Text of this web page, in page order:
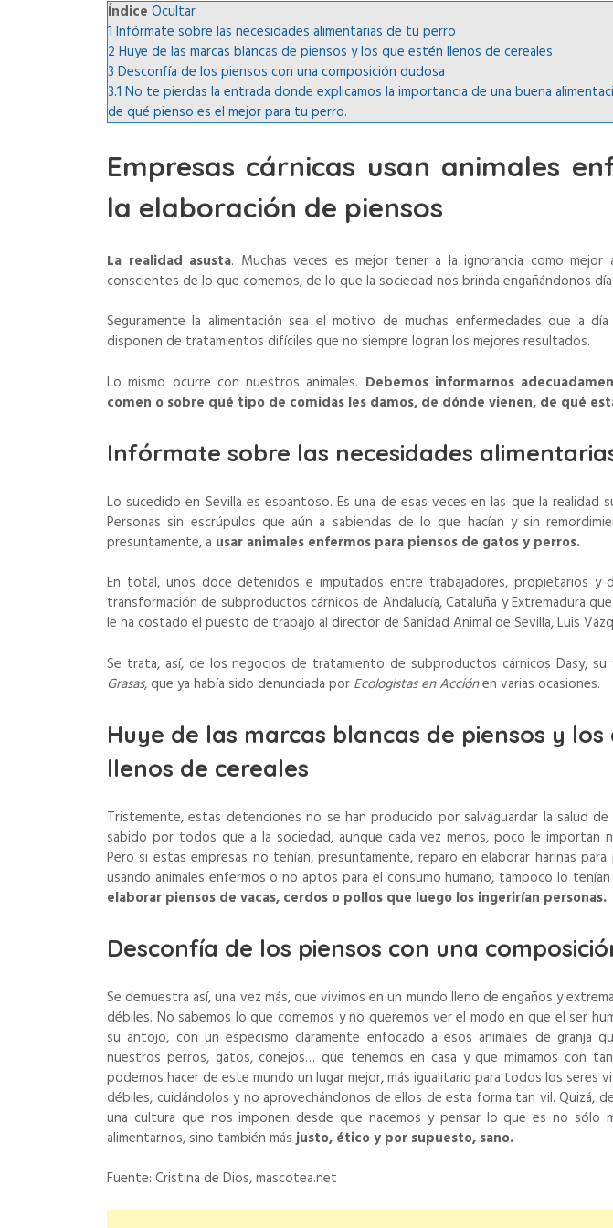
Índice Ocultar
1 Infórmate sobre las necesidades alimentarias de tu perro
2 Huye de las marcas blancas de piensos y los que estén llenos de cereales
3 Desconfía de los piensos con una composición dudosa
3.1 No te pierdas la entrada donde explicamos la importancia de una buena
de qué pienso es el mejor para tu perro.
Empresas cárnicas usan animales
la elaboración de piensos
La realidad asusta. Muchas veces es mejor tener a la ignorancia como mejor
conscientes de lo que comemos, de lo que la sociedad nos brinda engañándonos
Seguramente la alimentación sea el motivo de muchas enfermedades que a
disponen de tratamientos difíciles que no siempre logran los mejores resultados.
Lo mismo ocurre con nuestros animales. Debemos informarnos
comen o sobre qué tipo de comidas les damos, de dónde vienen, de qué
Infórmate sobre las necesidades
Lo sucedido en Sevilla es espantoso. Es una de esas veces en las que la realidad
Personas sin escrúpulos que aún a sabiendas de lo que hacían y sin
presuntamente, a usar animales enfermos para piensos de gatos y perros.
En total, unos doce detenidos e imputados entre trabajadores, propietarios y
transformación de subproductos cárnicos de Andalucía, Cataluña y Extremadura
le ha costado el puesto de trabajo al director de Sanidad Animal de Sevilla, Luis
Se trata, así, de los negocios de tratamiento de subproductos cárnicos Dasy, su
Grasas, que ya había sido denunciada por Ecologistas en Acciónen varias ocasiones.
Huye de las marcas blancas de piensos y los
llenos de cereales
Tristemente, estas detenciones no se han producido por salvaguardar la salud de
sabido por todos que a la sociedad, aunque cada vez menos, poco le importan
Pero si estas empresas no tenían, presuntamente, reparo en elaborar harinas
usando animales enfermos o no aptos para el consumo humano, tampoco lo tenían
elaborar piensos de vacas, cerdos o pollos que luego los ingerirían personas.
Desconfía de los piensos con una
Se demuestra así, una vez más, que vivimos en un mundo lleno de engaños y
débiles. No sabemos lo que comemos y no queremos ver el modo en que el ser
su antojo, con un especismo claramente enfocado a esos animales de granja
nuestros perros, gatos, conejos… que tenemos en casa y que mimamos con
podemos hacer de este mundo un lugar mejor, más igualitario para todos los seres
débiles, cuidándolos y no aprovechándonos de ellos de esta forma tan vil. Quizá,
una cultura que nos imponen desde que nacemos y pensar lo que es no sólo
alimentarnos, sino también másjusto, ético y por supuesto, sano.
Fuente: Cristina de Dios, mascotea.net